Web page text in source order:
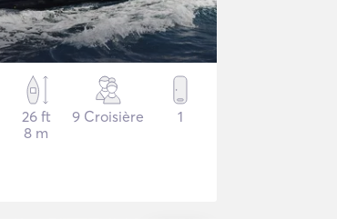
26 ft
8 m
9 Croisière 1